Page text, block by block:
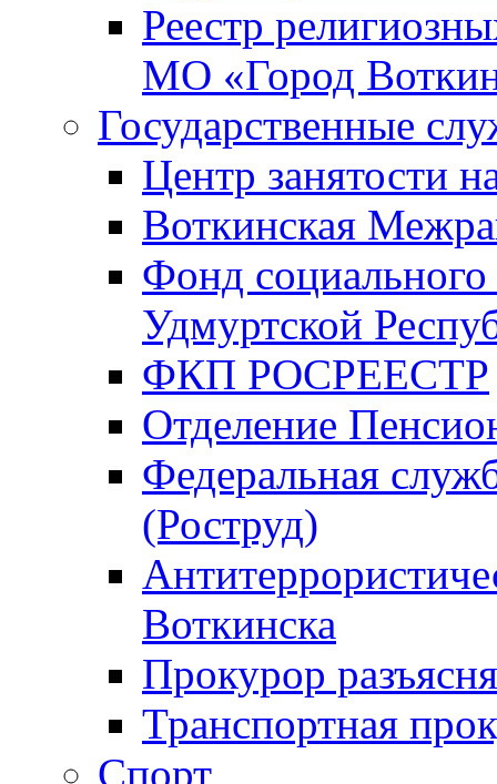
Реестр
МО «Город
Государственные
Центр занятости
Воткинская
Фонд
Удмуртской
ФКП РОСРЕЕСТР
Отделение
Федеральная
(Роструд)
Воткинска
Прокурор
Транспортная
Спорт